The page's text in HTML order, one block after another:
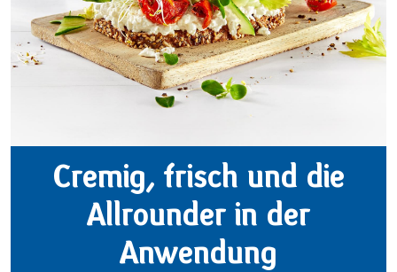
Cremig, frisch und die
Allrounder in der
Anwendung